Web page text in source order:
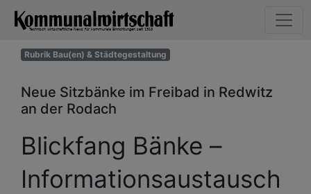
Rubrik Bau(en) & Städtegestaltung
Neue Sitzbänke im Freibad in Redwitz
an der Rodach
Blickfang Bänke –
Informationsaustausch